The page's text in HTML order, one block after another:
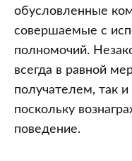
обусловленные
совершаемые с
полномочий.
всегда в равной
получателем, так
поскольку
поведение.